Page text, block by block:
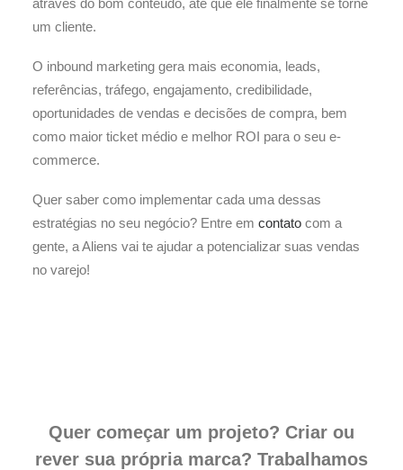
através do bom conteúdo, até que ele finalmente se torne
um cliente.
O inbound marketing gera mais economia, leads,
referências, tráfego, engajamento, credibilidade,
oportunidades de vendas e decisões de compra, bem
como maior ticket médio e melhor ROI para o seu e-
commerce.
Quer saber como implementar cada uma dessas
estratégias no seu negócio? Entre em contato com a
gente, a Aliens vai te ajudar a potencializar suas vendas
no varejo!
Quer começar um projeto? Criar ou
rever sua própria marca? Trabalhamos